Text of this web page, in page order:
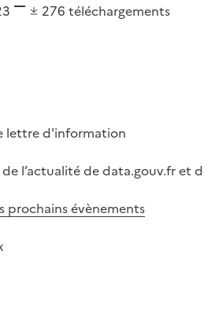
276 téléchargements
lettre d'information
l’actualité de data.gouv.fr et
prochains évènements